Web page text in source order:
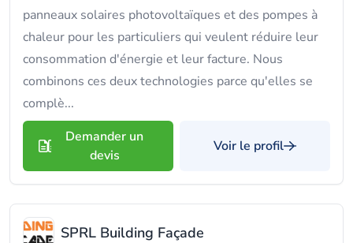
panneaux solaires photovoltaïques et des pompes à
chaleur pour les particuliers qui veulent réduire leur
consommation d'énergie et leur facture. Nous
combinons ces deux technologies parce qu'elles se
complè...
Demander un
devis
Voir le profil
SPRL Building Façade